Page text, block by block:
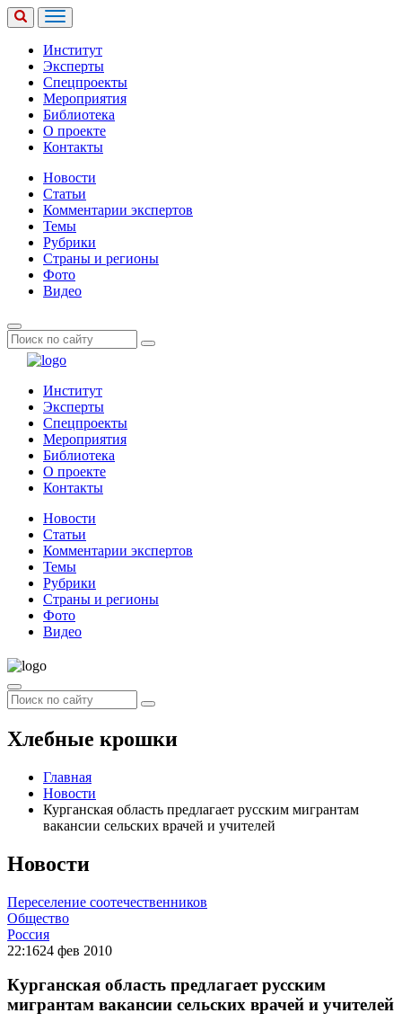
Институт
Эксперты
Спецпроекты
Мероприятия
Библиотека
О проекте
Контакты
Новости
Статьи
Комментарии экспертов
Темы
Рубрики
Страны и регионы
Фото
Видео
Институт
Эксперты
Спецпроекты
Мероприятия
Библиотека
О проекте
Контакты
Новости
Статьи
Комментарии экспертов
Темы
Рубрики
Страны и регионы
Фото
Видео
Хлебные крошки
Главная
Новости
Курганская область предлагает русским мигрантам
вакансии сельских врачей и учителей
Новости
Переселение соотечественников
Общество
Россия
22:1624 фев 2010
Курганская область предлагает русским
мигрантам вакансии сельских врачей и учителей